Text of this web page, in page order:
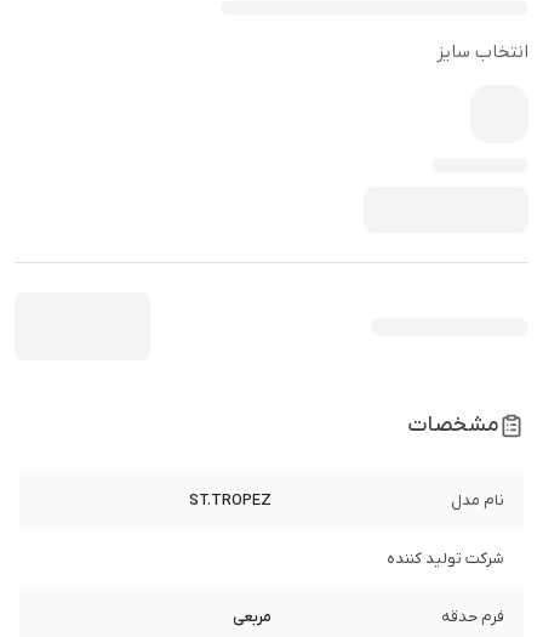
انتخاب سایز
مشخصات
نام مدل ST.TROPEZ
شرکت تولید کننده
فرم حدقه مربعی